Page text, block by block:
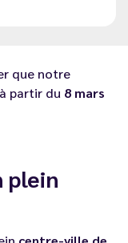
que notre
partir du 8 mars
plein